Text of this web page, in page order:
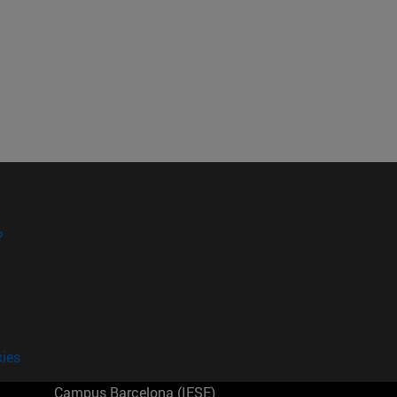
Campus Barcelona (IESE)